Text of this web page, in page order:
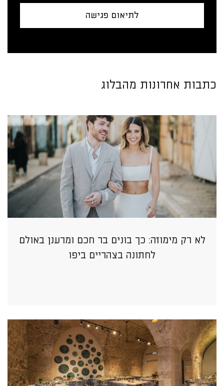
לתיאום פגישה
כתבות אחרונות מהבלוג
לא רק מימוזה: כך בונים בר חכם ומרענן באולם
לחתונה בצהריים ביפו